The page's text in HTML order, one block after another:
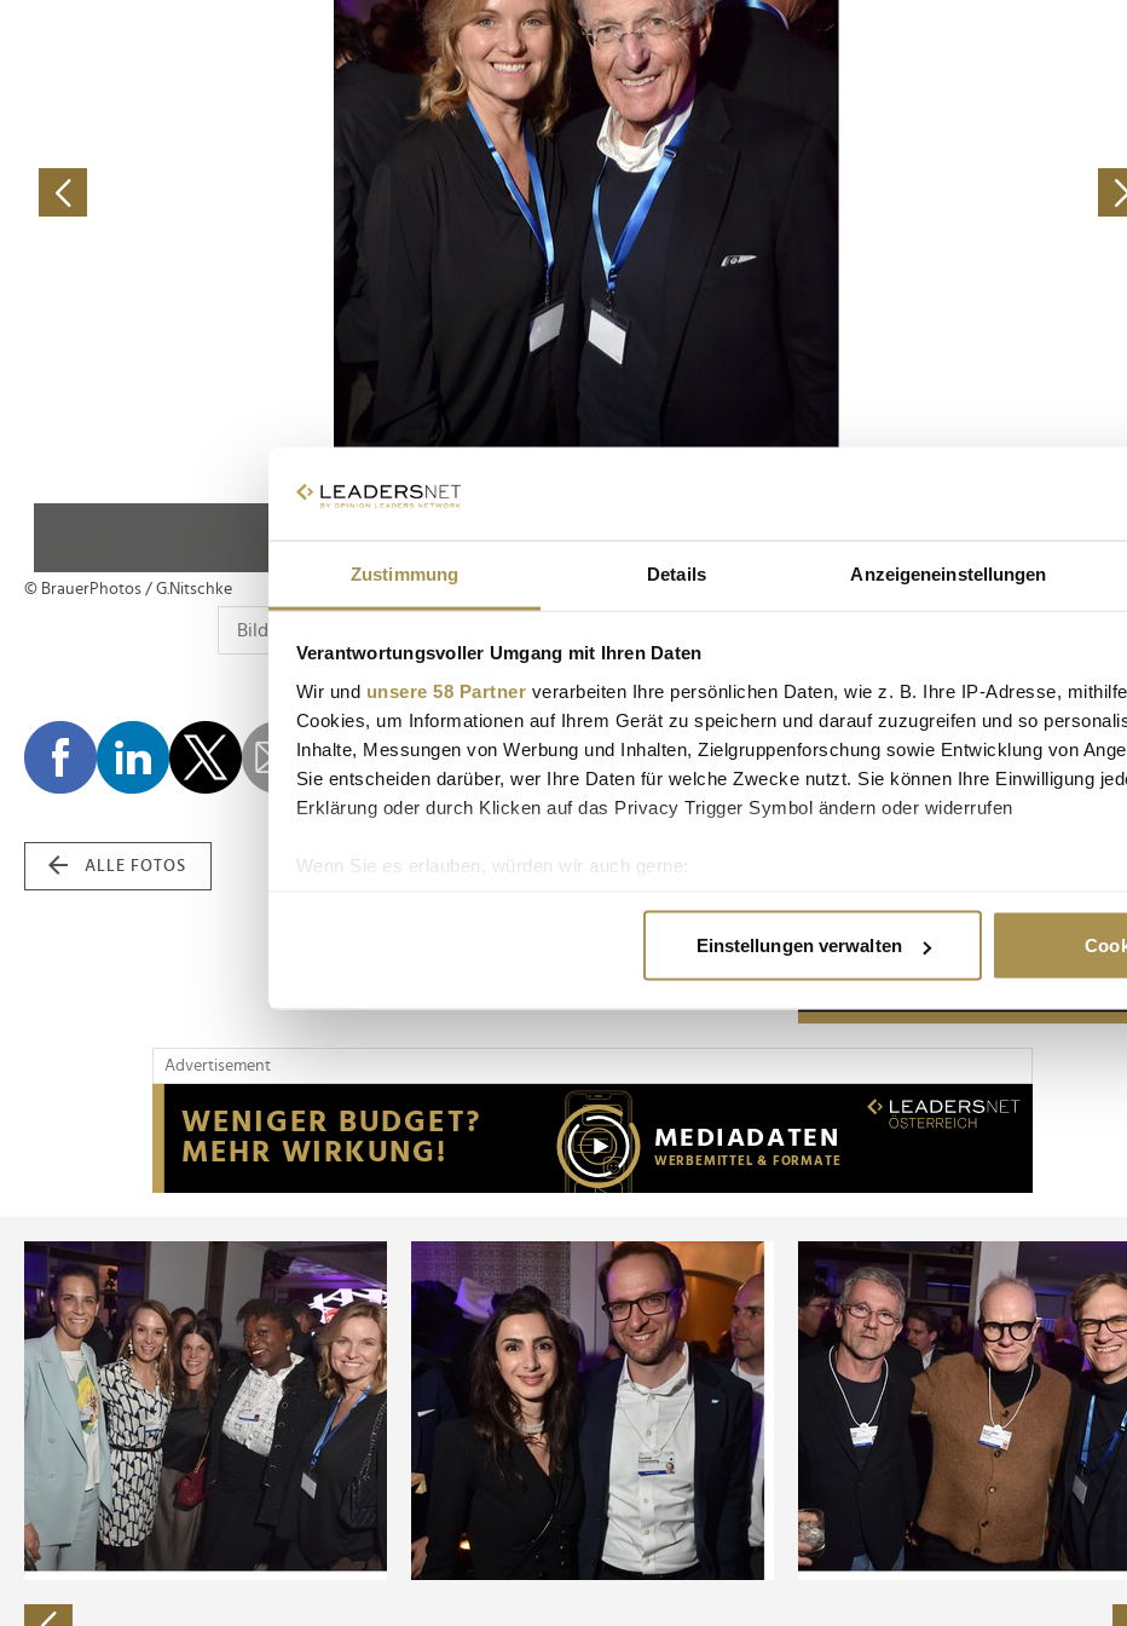
Zustimmung Details Anzeigeneinstellungen
Verantwortungsvoller Umgang mit Ihren Daten
Wir und unsere 58 Partner verarbeiten Ihre persönlichen Daten, wie z. B. Ihre IP-Adresse,
Cookies, um Informationen auf Ihrem Gerät zu speichern und darauf zuzugreifen und so
Inhalte, Messungen von Werbung und Inhalten, Zielgruppenforschung sowie Entwicklung von
Sie entscheiden darüber, wer Ihre Daten für welche Zwecke nutzt. Sie können Ihre Einwilligung
Erklärung oder durch Klicken auf das Privacy Trigger Symbol ändern oder widerrufen
Wenn Sie es erlauben, würden wir auch gerne:
Erfahren Sie mehr darüber, wie Ihre persönlichen Daten verarbeitet werden, und legen Sie Ihre
Wir verwenden Cookies, um Inhalte und Anzeigen zu personalisieren, Funktionen für soziale
Website an unsere Partner für soziale Medien, Werbung und Analysen weiter. Unsere Partner
möglicherweise mit weiteren Daten zusammen, die Sie ihnen bereitgestellt haben oder die sie im
der Dienste gesammelt haben.
Einstellungen verwalten
© BrauerPhotos / G.Nitschke
ALLE FOTOS
Advertisement
Advertisement